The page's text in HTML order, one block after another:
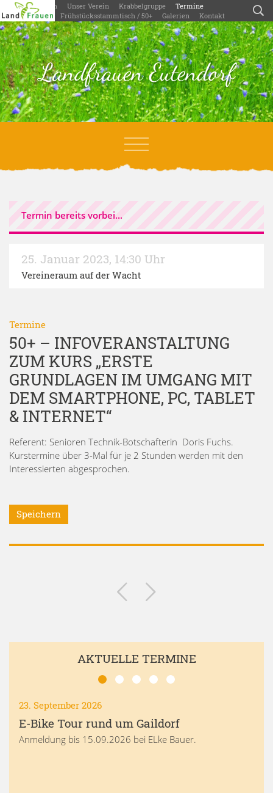
Willkommen Unser Verein Krabbelgruppe
Termine
Aktivitäten
Frühstücksstammtisch / 50+ Galerien Kontakt
Landfrauen Eutendorf
Termin bereits vorbei...
25. Januar 2023, 14:30 Uhr
Vereineraum auf der Wacht
Termine
50+ – INFOVERANSTALTUNG
ZUM KURS „ERSTE
GRUNDLAGEN IM UMGANG MIT
DEM SMARTPHONE, PC, TABLET
& INTERNET“
Referent: Senioren Technik-Botschafterin Doris Fuchs.
Kurstermine über 3-Mal für je 2 Stunden werden mit den
Interessierten abgesprochen.
Speichern
AKTUELLE TERMINE
23. September 2026
E-Bike Tour rund um Gaildorf
Anmeldung bis 15.09.2026 bei ELke Bauer.